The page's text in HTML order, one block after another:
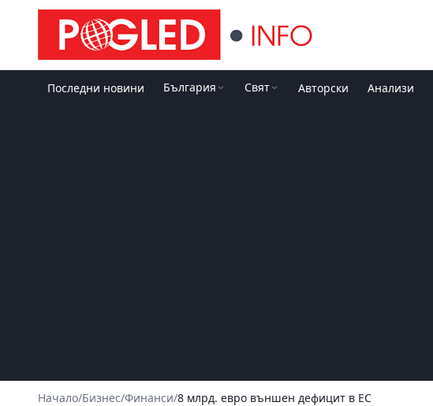
Последни новини България Свят Авторски Анализи
Начало/Бизнес/Финанси/8 млрд. евро външен дефицит в ЕС